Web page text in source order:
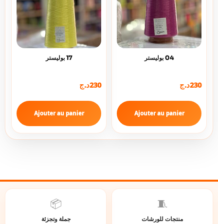
04 بوليستر
230د.ج
Ajouter au panier
17 بوليستر
230د.ج
Ajouter au panier
🧵
منتجات للورشات
📦
جملة وتجزئة